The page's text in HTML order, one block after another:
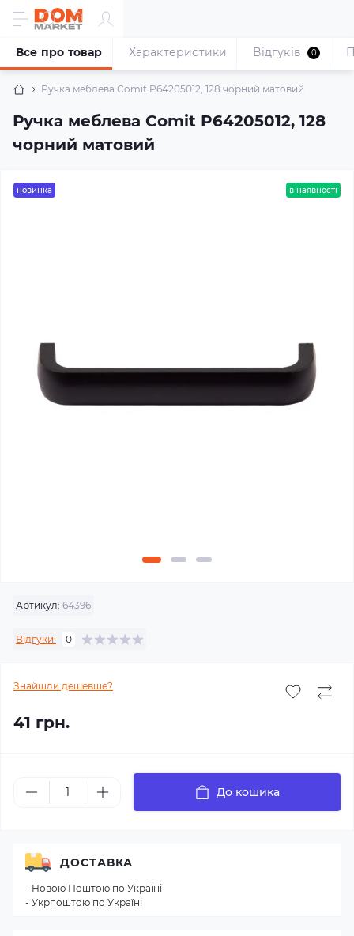
Ручка меблева Comit P64205012, 128 чорний матовий
Ручка меблева Comit P64205012, 128
чорний матовий
Все про товар Характеристики Відгуків 0
новинка в наявності
Артикул: 64396
Відгуки: 0
Знайшли дешевше?
41 грн.
До кошика
ДОСТАВКА
- Новою Поштою по Україні
- Укрпоштою по Україні